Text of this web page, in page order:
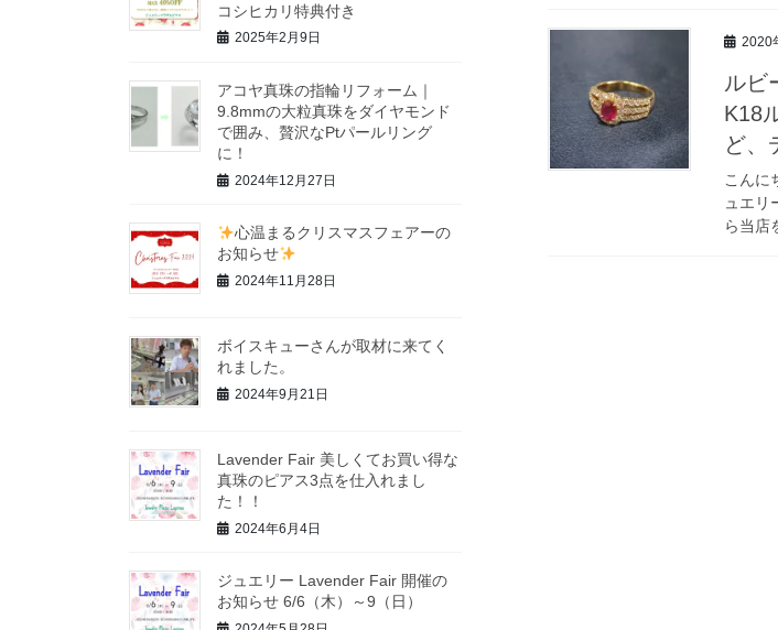
2020
ルビ
K18
ど、
こんに
ュエリ
ら当店
コシヒカリ特典付き
2025年2月9日
アコヤ真珠の指輪リフォーム｜
9.8mmの大粒真珠をダイヤモンド
で囲み、贅沢なPtパールリング
に！
2024年12月27日
心温まるクリスマスフェアーの
お知らせ
2024年11月28日
ボイスキューさんが取材に来てく
れました。
2024年9月21日
Lavender Fair 美しくてお買い得な
真珠のピアス3点を仕入れまし
た！！
2024年6月4日
ジュエリー Lavender Fair 開催の
お知らせ 6/6（木）～9（日）